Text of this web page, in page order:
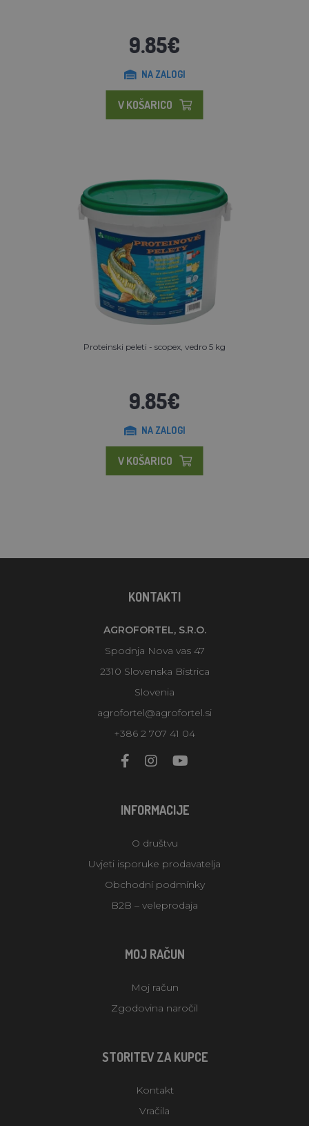
9.85€
NA ZALOGI
V KOŠARICO
Proteinski peleti - scopex, vedro 5 kg
9.85€
NA ZALOGI
V KOŠARICO
KONTAKTI
AGROFORTEL, S.R.O.
Spodnja Nova vas 47
2310 Slovenska Bistrica
Slovenia
agrofortel@agrofortel.si
+386 2 707 41 04
INFORMACIJE
O društvu
Uvjeti isporuke prodavatelja
Obchodní podmínky
B2B – veleprodaja
MOJ RAČUN
Moj račun
Zgodovina naročil
STORITEV ZA KUPCE
Kontakt
Vračila